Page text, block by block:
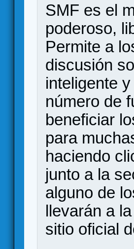
SMF es el
poderoso,
Permite a
discusión
inteligente
número de
beneficiar
para
haciendo
junto a la
alguno de
llevarán a
sitio oficial